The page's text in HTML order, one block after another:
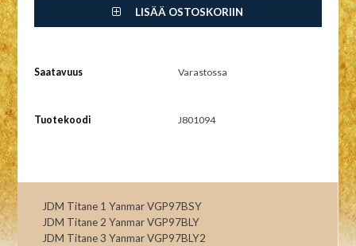
LISÄÄ OSTOSKORIIN
Saatavuus Varastossa
Tuotekoodi J801094
JDM Titane 1 Yanmar VGP97BSY
JDM Titane 2 Yanmar VGP97BLY
JDM Titane 3 Yanmar VGP97BLY2